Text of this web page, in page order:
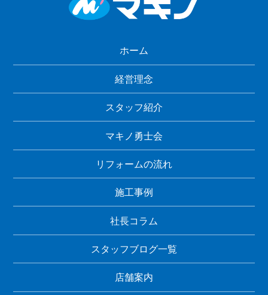
ホーム
経営理念
スタッフ紹介
マキノ勇士会
リフォームの流れ
施工事例
社長コラム
スタッフブログ一覧
店舗案内